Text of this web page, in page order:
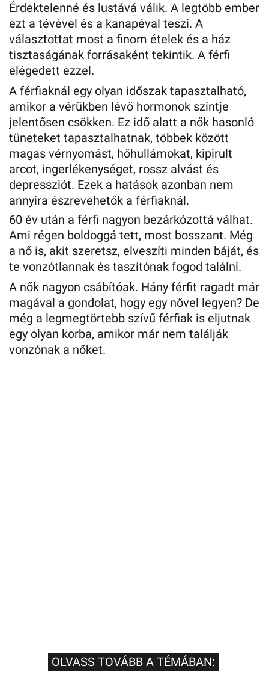
Érdektelenné és lustává válik. A legtöbb ember
ezt a tévével és a kanapéval teszi. A
választottat most a finom ételek és a ház
tisztaságának forrásaként tekintik. A férfi
elégedett ezzel.
A férfiaknál egy olyan időszak tapasztalható,
amikor a vérükben lévő hormonok szintje
jelentősen csökken. Ez idő alatt a nők hasonló
tüneteket tapasztalhatnak, többek között
magas vérnyomást, hőhullámokat, kipirult
arcot, ingerlékenységet, rossz alvást és
depressziót. Ezek a hatások azonban nem
annyira észrevehetők a férfiaknál.
60 év után a férfi nagyon bezárkózottá válhat.
Ami régen boldoggá tett, most bosszant. Még
a nő is, akit szeretsz, elveszíti minden báját, és
te vonzótlannak és taszítónak fogod találni.
A nők nagyon csábítóak. Hány férfit ragadt már
magával a gondolat, hogy egy nővel legyen? De
még a legmegtörtebb szívű férfiak is eljutnak
egy olyan korba, amikor már nem találják
vonzónak a nőket.
OLVASS TOVÁBB A TÉMÁBAN: